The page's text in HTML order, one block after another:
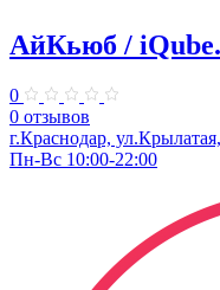
АйКьюб /
0
0 отзывов
г.Краснодар,
Пн-Вс 10:00-22:00